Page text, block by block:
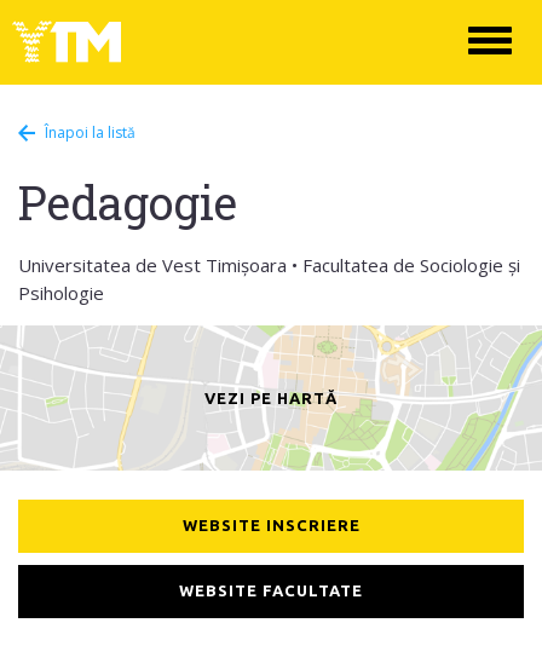
Înapoi la listă
Pedagogie
Universitatea de Vest Timișoara • Facultatea de Sociologie și
Psihologie
VEZI PE HARTĂ
WEBSITE INSCRIERE
WEBSITE FACULTATE